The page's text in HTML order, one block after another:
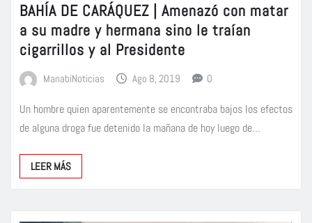
BAHÍA DE CARÁQUEZ | Amenazó con matar
a su madre y hermana sino le traían
cigarrillos y al Presidente
ManabiNoticias Ago 8, 2019 0
Un hombre quien aparentemente se encontraba bajos los efectos
de alguna droga fue detenido la mañana de hoy luego de…
LEER MÁS